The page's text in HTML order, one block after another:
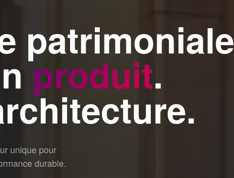
patrimoniale
produit.
unique pour
durable.